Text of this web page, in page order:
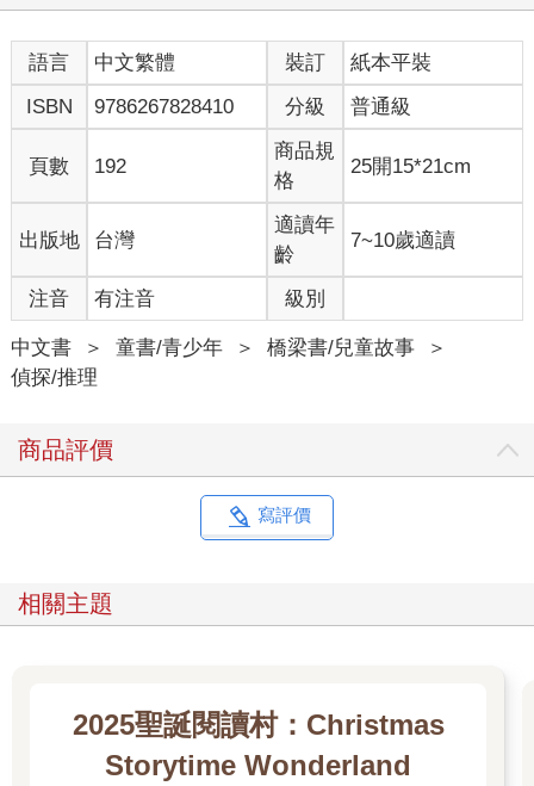
問。
「也沒有！」館員的頭搖得跟波浪鼓似的。
「唉，那就是跟荷蘭、法國一模一樣。沒有犯案動機，也找不到
作案者。」館長嘴上這麼說著，但還是一臉難以置信。
「館長，那怎麼辦？」館員的眼中盈滿了慌亂。
雖然同樣非常驚嚇，但館長畢竟是資歷豐富的美術館負責人，他
一邊思考，一邊有條不紊的指示著，「先把這幅畫送到研究室
去，請研究員找找有沒有什麼我們忽略的蛛絲馬跡。」
「然後，通報世界藝術博物館協會，說我們也遇到了一樣的問
題，請求支援。」他停頓了一下，「最後貼出公告，跟觀眾說這
幅畫在修復中，暫時不展出。」
「館長，不展出的時間要寫多久？」館員再追著問。
「你問我，我問誰？就看畫裡的那個西風之神什麼時候出現，我
們就什麼時候恢復展覽呀！快快，趕快把畫撤下來！」館長語氣
急促的指揮著幾位同仁。
隔天一大早，在緊急的視訊會議中，聽完來自祕書文森特的簡報
後，世界藝術博物館協會的會長長嘆了一口氣。
「唉！原本以為是偶發事件，沒想到這跟瘟疫一樣，直到今天為
止，已經有六間博物館回報它們的作品發生改變，專業的研究員
樣：〈維納斯的誕生〉裡本來就沒有西風之神、拿破崙本來就沒
有穿披風、〈晚禱〉的背景本來就有那個稻草人。這一切真的是
時間也不早了，你先早點休息。我接著還要去跟國際刑警開會，
看看他們能不能提供什麼線索。不過，再這樣下去，我覺得我可
能要去找魔法師或占卜師，才能夠解開謎團了，晚安。」
語言 中文繁體 裝訂
紙本平裝
ISBN
9786267828410 分級 普通級
頁數 192
商品規
格
25開15*21cm
出版地 台灣
適讀年
齡
7~10歲適讀
注音 有注音 級別
中文書 ＞ 童書/青少年 ＞ 橋梁書/兒童故事
＞
偵探/推理
商品評價
寫評價
相關主題
2025聖誕閱讀村：Christmas
Storytime Wonderland